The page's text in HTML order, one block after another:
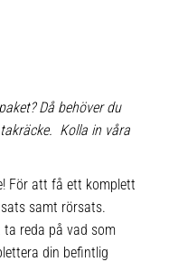
Då behöver du
Kolla in våra
För att få ett komplett
samt rörsats.
reda på vad som
din befintlig